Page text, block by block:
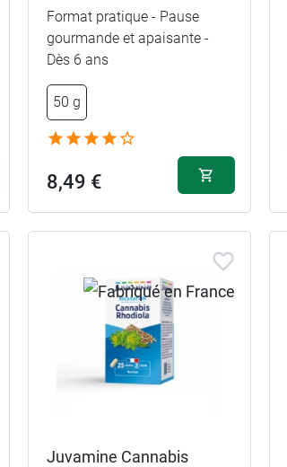
Format pratique - Pause
gourmande et apaisante -
Dès 6 ans
50 g
8,49 €
Juvamine Cannabis